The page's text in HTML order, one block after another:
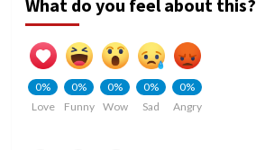
What do you feel about this?
0%
Love
0%
Funny
0%
Wow
0%
Sad
0%
Angry